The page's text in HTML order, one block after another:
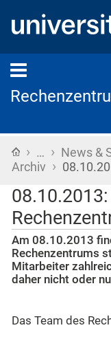
Startseite
› … › News &
Archiv ›
Am 08.10.2013
Rechenzentrums
Mitarbeiter
daher nicht oder
Das Team des